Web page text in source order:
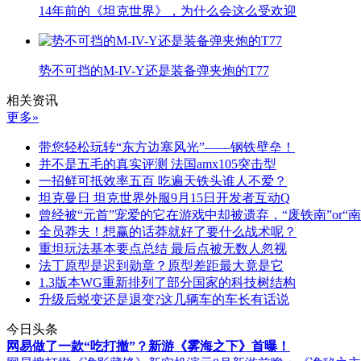
14年前的《坦克世界》，为什么会这么受欢迎
势不可挡的M-IV-Y还是装备弹夹炮的T77
相关资讯
更多»
带您轻松玩转“东方边塞风光”——钢铁壁垒！
并不是五毛的真实评测 法国amx105突击型
一招鲜可抵效率五百 吃遍天铁头谁人不爱？
坦克曼日 坦克世界外服9月15日开发者互动Q
曾经被“元首”宠爱的它在游戏中却被遗弃，“废铁南”or“
全员莽夫！想赢的话莽就好了要什么战术呢？
重坦玩法基本要点总结 最后点被无数人忽视
法丁原型是迟到勋章？原型差距最大竟是它
1.3版本WG重新排列了部分国家的科技树结构
升级后蜕变还是退变?这几辆车的车长有话说
今日头条
网易做了一款“吃打撤”？新游《雾海之下》首曝！